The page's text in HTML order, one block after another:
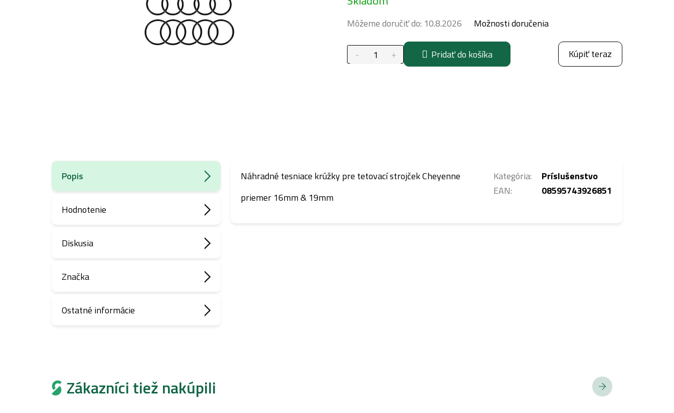
Môžeme doručiť do: 10.8.2026 Možnosti doručenia
Pridať do košíka Kúpiť teraz
Popis
Hodnotenie
Diskusia
Značka
Ostatné informácie
Náhradné tesniace krúžky pre tetovací strojček Cheyenne
priemer 16mm & 19mm
Kategória:
Príslušenstvo
EAN: 08595743926851
Zákazníci tiež nakúpili